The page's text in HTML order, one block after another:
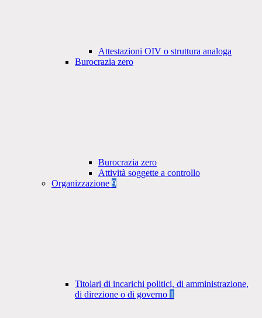
Attestazioni OIV o struttura analoga
Burocrazia zero
Burocrazia zero
Attività soggette a controllo
Organizzazione 9
Titolari di incarichi politici, di amministrazione,
di direzione o di governo 1